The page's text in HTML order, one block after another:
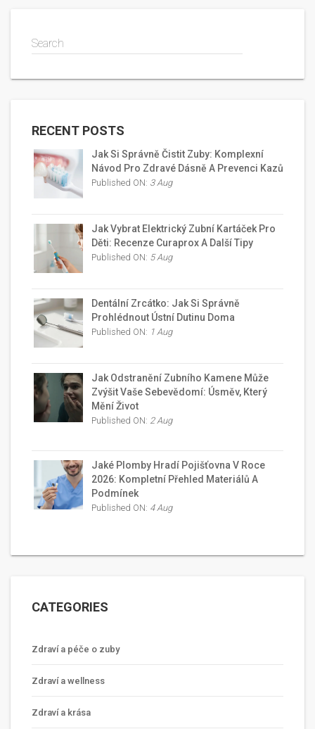
Search
RECENT POSTS
Jak Si Správně Čistit Zuby: Komplexní
Návod Pro Zdravé Dásně A Prevenci Kazů
Published ON: 3 Aug
Jak Vybrat Elektrický Zubní Kartáček Pro
Děti: Recenze Curaprox A Další Tipy
Published ON: 5 Aug
Dentální Zrcátko: Jak Si Správně
Prohlédnout Ústní Dutinu Doma
Published ON: 1 Aug
Jak Odstranění Zubního Kamene Může
Zvýšit Vaše Sebevědomí: Úsměv, Který
Mění Život
Published ON: 2 Aug
Jaké Plomby Hradí Pojišťovna V Roce
2026: Kompletní Přehled Materiálů A
Podmínek
Published ON: 4 Aug
CATEGORIES
Zdraví a péče o zuby
Zdraví a wellness
Zdraví a krása